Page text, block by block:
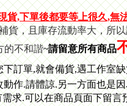
貨,下單後都要等上很久,無
貨，且庫存流動率大，所
的不和諧~請留意所有商品
下訂單,就會備貨,遇工作室
作.請體諒.另一方面也是
求.可以在商品頁面下留言